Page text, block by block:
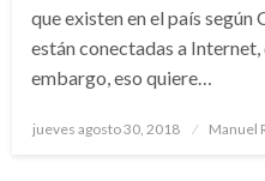
que existen en el país según
están conectadas a
embargo, eso quiere…
Publicado
jueves agosto 30, 2018 Manuel